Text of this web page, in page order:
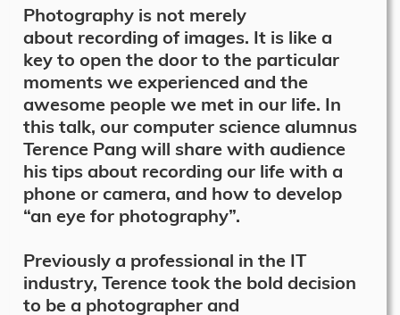
Photography is not merely
about recording of images. It is like a
key to open the door to the particular
moments we experienced and the
awesome people we met in our life. In
this talk, our computer science alumnus
Terence Pang will share with audience
his tips about recording our life with a
phone or camera, and how to develop
“an eye for photography”.
Previously a professional in the IT
industry, Terence took the bold decision
to be a photographer and